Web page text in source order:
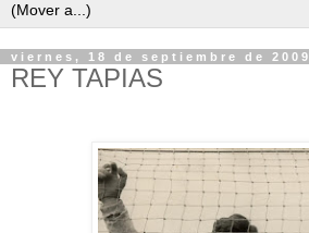
viernes, 18 de septiembre de 2009
REY TAPIAS